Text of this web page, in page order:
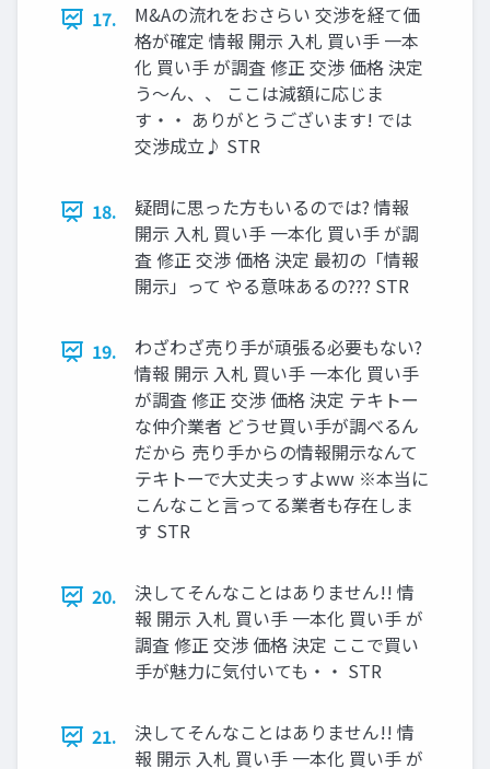
17.
M&Aの流れをおさらい 交渉を経て価
格が確定 情報 開示 入札 買い手 一本
化 買い手 が調査 修正 交渉 価格 決定
う〜ん、、 ここは減額に応じま
す・・ ありがとうございます! では
交渉成立♪ STR
18.
疑問に思った方もいるのでは? 情報
開示 入札 買い手 一本化 買い手 が調
査 修正 交渉 価格 決定 最初の「情報
開示」って やる意味あるの??? STR
19.
わざわざ売り手が頑張る必要もない?
情報 開示 入札 買い手 一本化 買い手
が調査 修正 交渉 価格 決定 テキトー
な仲介業者 どうせ買い手が調べるん
だから 売り手からの情報開示なんて
テキトーで大丈夫っすよww ※本当に
こんなこと言ってる業者も存在しま
す STR
20.
決してそんなことはありません!! 情
報 開示 入札 買い手 一本化 買い手 が
調査 修正 交渉 価格 決定 ここで買い
手が魅力に気付いても・・ STR
21.
決してそんなことはありません!! 情
報 開示 入札 買い手 一本化 買い手 が